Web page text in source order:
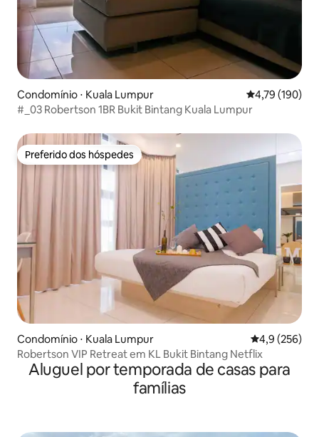
Condomínio ⋅ Kuala Lumpur 4,79 de uma
4,79 (190)
#_03 Robertson 1BR Bukit Bintang Kuala Lumpur
Preferido dos hóspedes
Preferido dos hóspedes
Condomínio ⋅ Kuala Lumpur 4,9 de uma
4,9 (256)
Robertson VIP Retreat em KL Bukit Bintang Netflix
Aluguel por temporada de casas para
famílias